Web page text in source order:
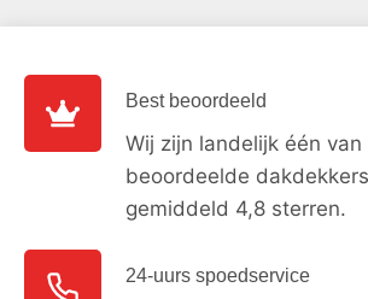
Best beoordeeld
Wij zijn landelijk één
beoordeelde
gemiddeld 4,8 sterren.
24-uurs spoedservice